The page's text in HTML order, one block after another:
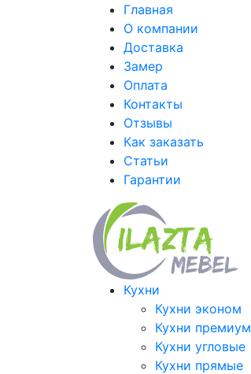
Главная
О компании
Доставка
Замер
Оплата
Контакты
Отзывы
Как заказать
Статьи
Гарантии
Кухни
Кухни эконом
Кухни премиум
Кухни угловые
Кухни прямые